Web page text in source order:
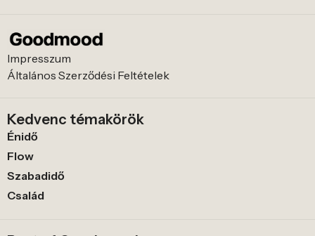
Impresszum
Általános Szerződési Feltételek
Kedvenc témakörök
Énidő
Flow
Szabadidő
Család